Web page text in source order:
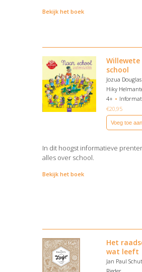
Bekijk het boek
Willewete
school
Jozua
Hiky
4+
€20,95
Voeg toe
In dit hoogst informatieve
alles over school.
Bekijk het boek
Het
wat leeft
Jan Paul